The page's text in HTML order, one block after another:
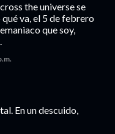
the universe se
va, el 5 de febrero
que soy,
En un descuido,